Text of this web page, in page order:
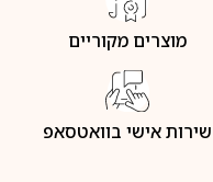
מוצרים מקוריים
שירות אישי בוואטסאפ